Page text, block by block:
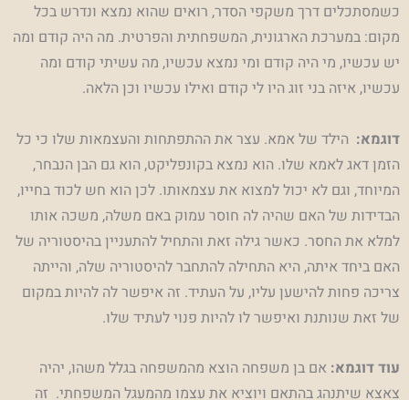
כשמסתכלים דרך משקפי הסדר, רואים שהוא נמצא ונדרש בכל
מקום: במערכת הארגונית, המשפחתית והפרטית. מה היה קודם ומה
יש עכשיו, מי היה קודם ומי נמצא עכשיו, מה עשיתי קודם ומה
עכשיו, איזה בני זוג היו לי קודם ואילו עכשיו וכן הלאה.
דוגמא: הילד של אמא. עצר את ההתפתחות והעצמאות שלו כי כל
הזמן דאג לאמא שלו. הוא נמצא בקונפליקט, הוא גם הבן הנבחר,
המיוחד, וגם לא יכול למצוא את עצמאותו. לכן הוא חש לכוד בחייו,
הבדידות של האם שהיה לה חוסר עמוק באם משלה, משכה אותו
למלא את החסר. כאשר גילה זאת והתחיל להתעניין בהיסטוריה של
האם ביחד איתה, היא התחילה להתחבר להיסטוריה שלה, והייתה
צריכה פחות להישען עליו, על העתיד. זה איפשר לה להיות במקום
של זאת שנותנת ואיפשר לו להיות פנוי לעתיד שלו.
עוד דוגמא: אם בן משפחה הוצא מהמשפחה בגלל משהו, יהיה
צאצא שיתנהג בהתאם ויוציא את עצמו מהמעגל המשפחתי. זה